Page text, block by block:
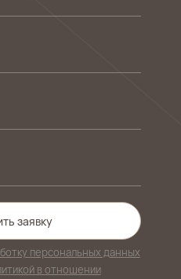
заявку
персональных данных
в отношении